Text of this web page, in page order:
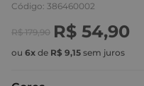
Código: 386460002
R$ 179,90 R$ 54,90
ou 6x de R$ 9,15 sem juros